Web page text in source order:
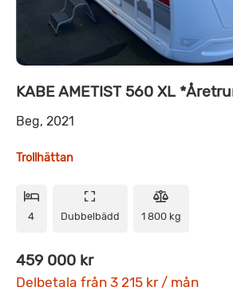
KABE AMETIST 560 XL
Beg, 2021
Trollhättan
4 Dubbelbädd 1 800 kg
459 000 kr
Delbetala från 3 215 kr / mån